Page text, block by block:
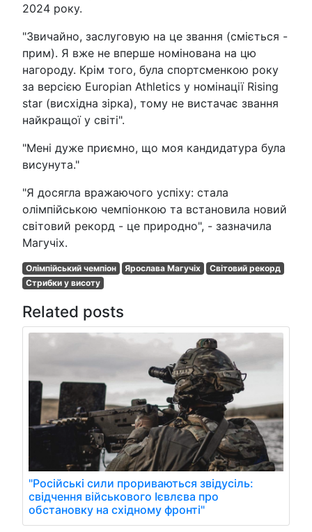
2024 року.
"Звичайно, заслуговую на це звання (сміється -
прим). Я вже не вперше номінована на цю
нагороду. Крім того, була спортсменкою року
за версією Europian Athletics у номінації Rising
star (висхідна зірка), тому не вистачає звання
найкращої у світі".
"Мені дуже приємно, що моя кандидатура була
висунута."
"Я досягла вражаючого успіху: стала
олімпійською чемпіонкою та встановила новий
світовий рекорд - це природно", - зазначила
Магучіх.
Олімпійський чемпіон Ярослава Магучіх
Світовий рекорд
Стрибки у висоту
Related posts
"Російські сили прориваються звідусіль:
свідчення військового Ієвлєва про
обстановку на східному фронті"